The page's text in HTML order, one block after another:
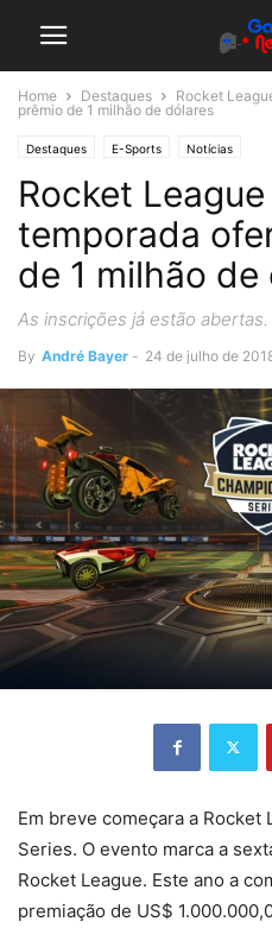
Home Destaques
Rocket
prêmio de 1 milhão de dólares
Destaques E-Sports Notícias
Rocket
temporada
de 1 milhão de
As inscrições já estão abertas.
By André Bayer - 24 de julho de
Em breve começara a Rocket
Series. O evento marca a
Rocket League. Este ano a
premiação de US$